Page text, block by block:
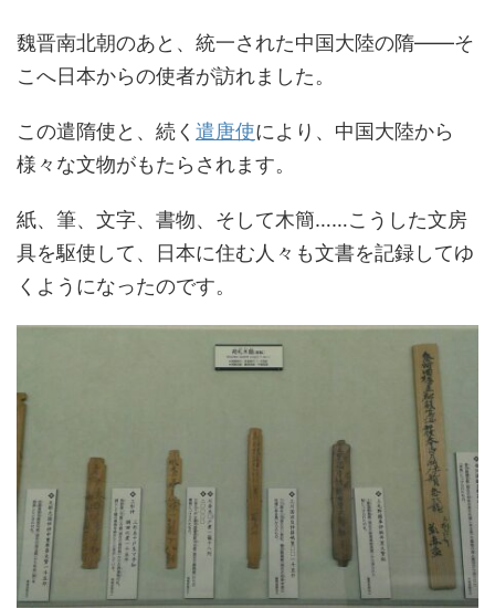
魏晋南北朝のあと、統一された中国大陸の隋――そ
こへ日本からの使者が訪れました。
この遣隋使と、続く 遣唐使により、中国大陸から
様々な文物がもたらされます。
紙、筆、文字、書物、そして木簡……こうした文房
具を駆使して、日本に住む人々も文書を記録してゆ
くようになったのです。